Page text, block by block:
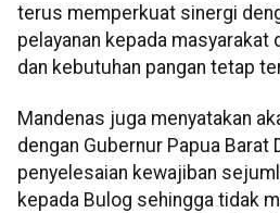
terus memperkuat sinergi
pelayanan kepada masyarakat
dan kebutuhan pangan tetap
Mandenas juga menyatakan
dengan Gubernur Papua Barat
penyelesaian kewajiban
kepada Bulog sehingga tidak